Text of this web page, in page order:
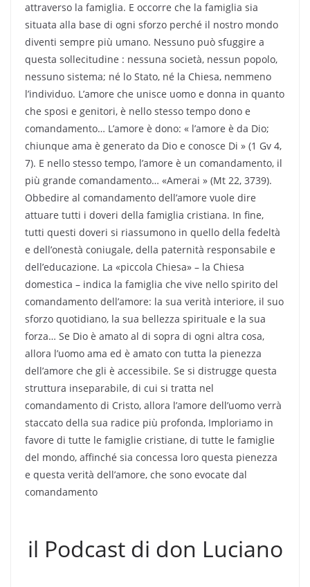
attraverso la famiglia. E occorre che la famiglia sia
situata alla base di ogni sforzo perché il nostro mondo
diventi sempre più umano. Nessuno può sfuggire a
questa sollecitudine : nessuna società, nessun popolo,
nessuno sistema; né lo Stato, né la Chiesa, nemmeno
l’individuo. L’amore che unisce uomo e donna in quanto
che sposi e genitori, è nello stesso tempo dono e
comandamento… L’amore è dono: « l’amore è da Dio;
chiunque ama è generato da Dio e conosce Di » (1 Gv 4,
7). E nello stesso tempo, l’amore è un comandamento, il
più grande comandamento… «Amerai » (Mt 22, 3739).
Obbedire al comandamento dell’amore vuole dire
attuare tutti i doveri della famiglia cristiana. In fine,
tutti questi doveri si riassumono in quello della fedeltà
e dell’onestà coniugale, della paternità responsabile e
dell’educazione. La «piccola Chiesa» – la Chiesa
domestica – indica la famiglia che vive nello spirito del
comandamento dell’amore: la sua verità interiore, il suo
sforzo quotidiano, la sua bellezza spirituale e la sua
forza… Se Dio è amato al di sopra di ogni altra cosa,
allora l’uomo ama ed è amato con tutta la pienezza
dell’amore che gli è accessibile. Se si distrugge questa
struttura inseparabile, di cui si tratta nel
comandamento di Cristo, allora l’amore dell’uomo verrà
staccato della sua radice più profonda, Imploriamo in
favore di tutte le famiglie cristiane, di tutte le famiglie
del mondo, affinché sia concessa loro questa pienezza
e questa verità dell’amore, che sono evocate dal
comandamento
il Podcast di don Luciano